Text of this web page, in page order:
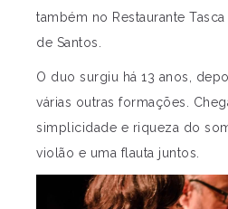
também no Restaurante
de Santos.
O duo surgiu há 13 anos,
várias outras formações.
simplicidade e riqueza do
violão e uma flauta juntos.